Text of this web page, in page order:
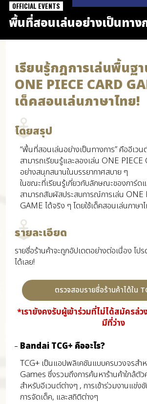
พื้นที่สอนเล่นอย่างเป็นทาง
OFFICIAL EVENTS
เรียนรู้กฎการเล่นพื้นฐ
ONE PIECE CARD
เด็คสอนเล่นภาษาไทย!
โดยสรุป
“พื้นที่สอนเล่นอย่างเป็นทางการ” คืออีเว
สามารถเรียนรู้และลองเล่น ONE PIECE
อย่างสนุกสนานในบรรยากาศสบาย ๆ
ในขณะที่เรียนรู้เกี่ยวกับลักษณะของการ์ด
สามารถสัมผัสประสบการณ์การเล่น ONE
GAME ได้จริง ๆ โดยใช้เด็คสอนเล่นภาษา
รายละเอียด
รายชื่อร้านค้าจะถูกอัปเดตอย่างต่อเนื่อง โป
ได้เลย!
ตรวจสอบรายชื่อร้านค้าได้ใน
*เรายังคงรับผู้เข้าร่วมที่ไม่ได้สมัครล่
มีที่ว่าง
Bandai TCG+ คืออะไร?
TCG+ เป็นแอปพลิเคชันแบบครบวงจรส
Games ซึ่งรวมถึงการค้นหาร้านค้าใกล้ตั
สำหรับอีเวนต์ต่างๆ , การเข้าร่วมงานแข่ง
การจัดเด็ค, และสถิติต่างๆ